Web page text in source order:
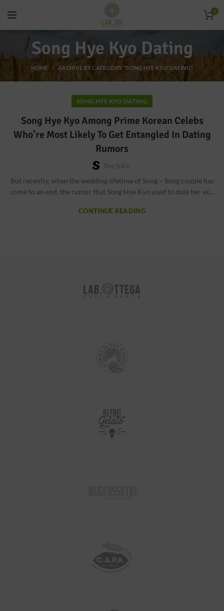
0
Song Hye Kyo Dating
HOME ARCHIVE BY CATEGORY "SONG HYE KYO DATING"
SONG HYE KYO DATING
Song Hye Kyo Among Prime Korean Celebs
Who’re Most Likely To Get Entangled In Dating
Rumors
The S.r.l
But recently, when the wedding lifetime of Song – Song couple has
come to an end, the rumor that Song Hye Kyo used to date her ex...
CONTINUE READING